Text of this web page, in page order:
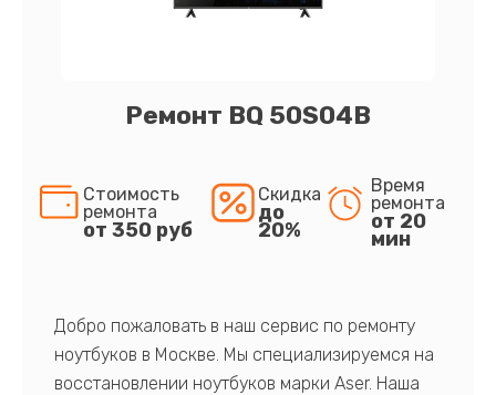
Ремонт BQ 50S04B
Стоимость
ремонта
от 350 руб
Скидка
до
20%
Время
ремонта
от 20
мин
Добро пожаловать в наш сервис по ремонту
ноутбуков в Москве. Мы специализируемся на
восстановлении ноутбуков марки Aser. Наша